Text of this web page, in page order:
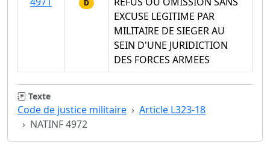
D
EXCUSE LEGITIME PAR
MILITAIRE DE SIEGER AU
SEIN D'UNE JURIDICTION
DES FORCES ARMEES
Texte
Code de justice militaire
Article L323-18
NATINF 4972